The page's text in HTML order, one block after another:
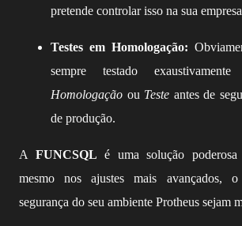
pretende controlar isso na sua
Testes em Homologação:
sempre testado
Homologação ou Teste antes de
de produção.
A FUNCSQL é uma solução
mesmo nos ajustes mais avançados, o
segurança do seu ambiente Protheus sejam